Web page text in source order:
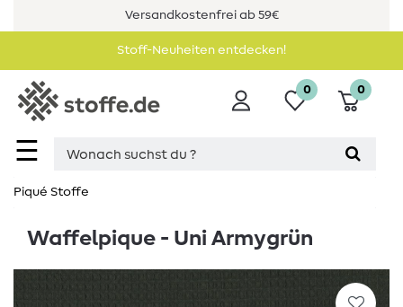
Versandkostenfrei ab 59€
Stoff-Neuheiten entdecken!
☰
0 0
Piqué Stoffe
Waffelpique - Uni Armygrün